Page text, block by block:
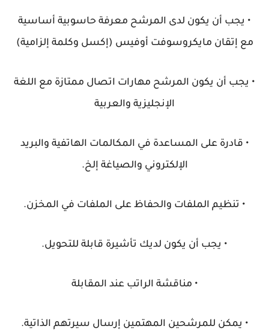
• يجب أن يكون لدى المرشح معرفة حاسوبية أساسية
مع إتقان مايكروسوفت أوفيس (إكسل وكلمة إلزامية)
• يجب أن يكون المرشح مهارات اتصال ممتازة مع اللغة
الإنجليزية والعربية
• قادرة على المساعدة في المكالمات الهاتفية والبريد
الإلكتروني والصياغة إلخ.
• تنظيم الملفات والحفاظ على الملفات في المخزن.
• يجب أن يكون لديك تأشيرة قابلة للتحويل.
• مناقشة الراتب عند المقابلة
• يمكن للمرشحين المهتمين إرسال سيرتهم الذاتية.